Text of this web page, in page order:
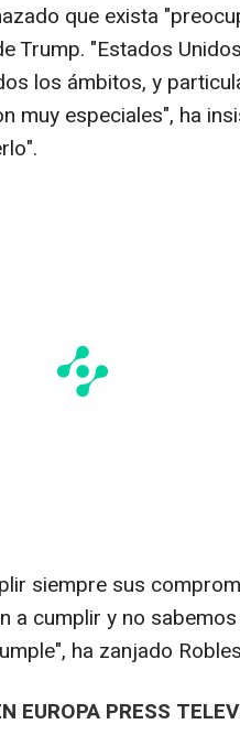
que exista
Trump. "Estados
los ámbitos, y
muy especiales", ha
siempre sus
a cumplir y no
ha zanjado
EUROPA PRESS